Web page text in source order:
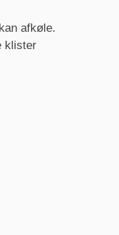
afkøle.
klister